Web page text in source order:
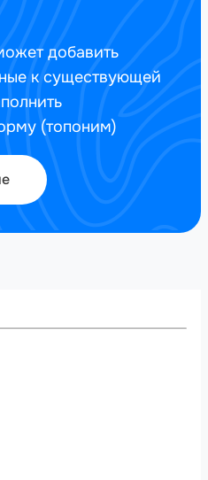
добавить
к существующей
(топоним)